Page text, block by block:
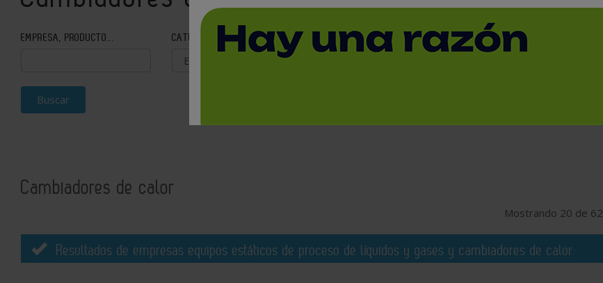
EMPRESA, PRODUCTO... CATEGORÍA SUBCATEGORÍA PROVINCIA
Buscar
Cambiadores de calor
Mostrando 20 de 62
Resultados de empresas equipos estáticos de proceso de líquidos y gases y cambiadores de calor: